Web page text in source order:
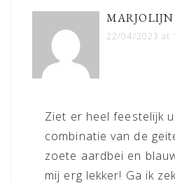
MARJOLIJN
22/04/2023 at
Ziet er heel feestelijk
combinatie van de
zoete aardbei en
mij erg lekker! Ga ik